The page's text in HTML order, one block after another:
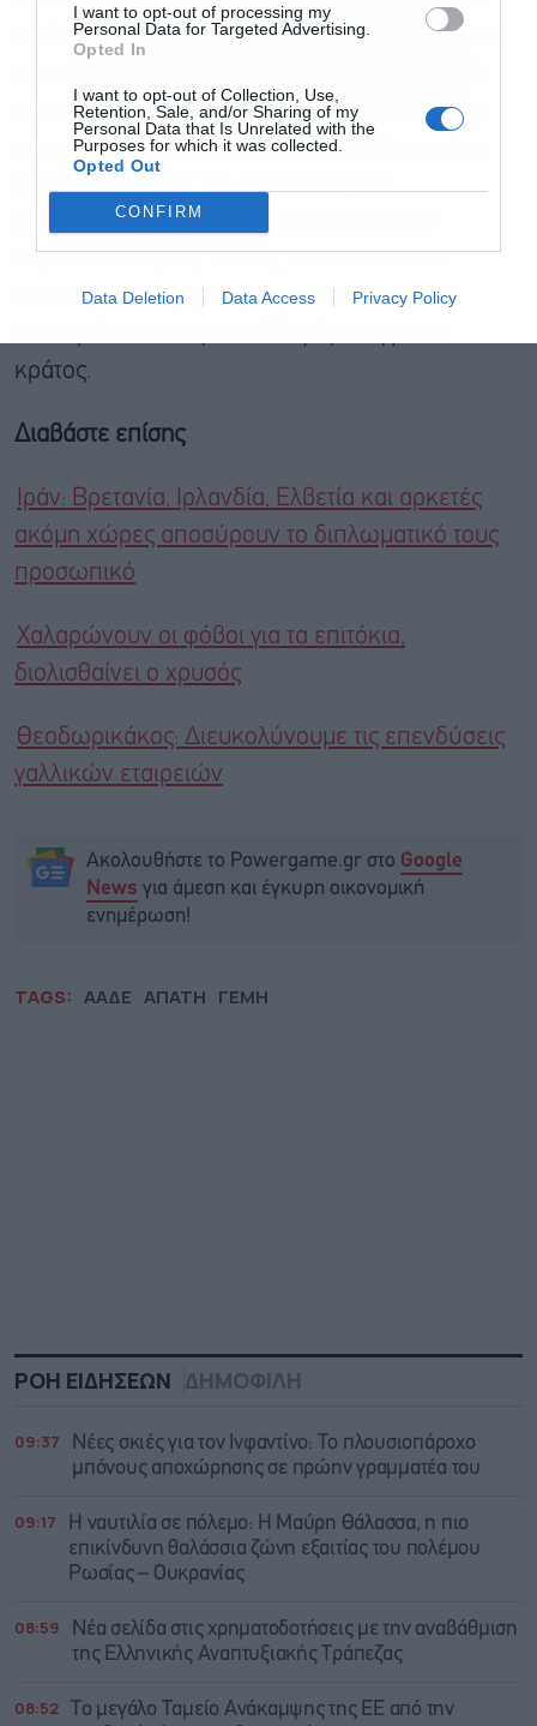
I want to opt-out of processing my
Personal Data for Targeted Advertising.
Opted In
I want to opt-out of Collection, Use,
Retention, Sale, and/or Sharing of my
Personal Data that Is Unrelated with the
Purposes for which it was collected.
Opted Out
CONFIRM
Data Deletion Data Access Privacy Policy
επιδιώκει τη συνεχή ψηφιακή αναβάθμιση του
αναμενόμενα οφέλη αφορούν στη μείωση της
γραφειοκρατίας, την ενίσχυση της αξιοπιστίας,
της ταχύτητας και της ασφάλειας των
διαδικασιών, τη βέλτιστη αξιοποίηση των
αναβάθμιση της εμπειρίας πολιτών και
κράτος.
Διαβάστε επίσης
Ιράν: Βρετανία, Ιρλανδία, Ελβετία και αρκετές
ακόμη χώρες αποσύρουν το διπλωματικό τους
προσωπικό
Χαλαρώνουν οι φόβοι για τα επιτόκια,
διολισθαίνει ο χρυσός
Θεοδωρικάκος: Διευκολύνουμε τις επενδύσεις
γαλλικών εταιρειών
Ακολουθήστε το Powergame.gr στο Google
News για άμεση και έγκυρη οικονομική
ενημέρωση!
TAGS: ΑΑΔΕ ΑΠΑΤΗ ΓΕΜΗ
ΡΟΗ ΕΙΔΗΣΕΩΝ ΔΗΜΟΦΙΛΗ
09:37
Νέες σκιές για τον Ινφαντίνο: Το πλουσιοπάροχο
μπόνους αποχώρησης σε πρώην γραμματέα του
09:17
Η ναυτιλία σε πόλεμο: Η Μαύρη Θάλασσα, η πιο
επικίνδυνη θαλάσσια ζώνη εξαιτίας του πολέμου
Ρωσίας – Ουκρανίας
08:59
Νέα σελίδα στις χρηματοδοτήσεις με την αναβάθμιση
της Ελληνικής Αναπτυξιακής Τράπεζας
08:52
Το μεγάλο Ταμείο Ανάκαμψης της ΕΕ από την